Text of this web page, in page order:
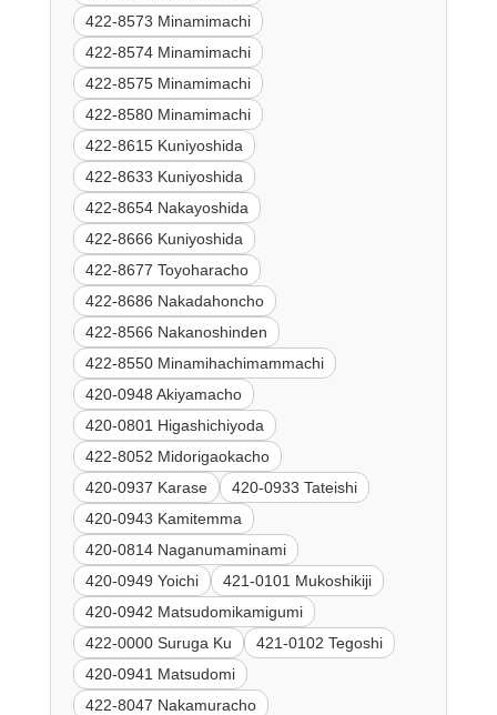
422-8573 Minamimachi
422-8574 Minamimachi
422-8575 Minamimachi
422-8580 Minamimachi
422-8615 Kuniyoshida
422-8633 Kuniyoshida
422-8654 Nakayoshida
422-8666 Kuniyoshida
422-8677 Toyoharacho
422-8686 Nakadahoncho
422-8566 Nakanoshinden
422-8550 Minamihachimammachi
420-0948 Akiyamacho
420-0801 Higashichiyoda
422-8052 Midorigaokacho
420-0937 Karase
420-0933 Tateishi
420-0943 Kamitemma
420-0814 Naganumaminami
420-0949 Yoichi
421-0101 Mukoshikiji
420-0942 Matsudomikamigumi
422-0000 Suruga Ku
421-0102 Tegoshi
420-0941 Matsudomi
422-8047 Nakamuracho